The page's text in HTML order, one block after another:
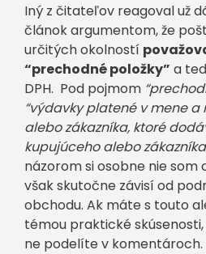
Iný z čitateľov reagoval už
článok argumentom, že
určitých okolností
“prechodné položky” a
DPH. Pod pojmom
“výdavky platené v mene
alebo zákazníka, ktoré
kupujúceho alebo
názorom si osobne nie som
však skutočne závisí od
obchodu. Ak máte s touto
témou praktické
ne podelíte v komentároch.